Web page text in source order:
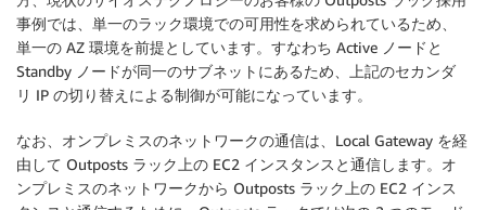
事例では、単一のラック環境での可用性を求められているため、
単一の AZ 環境を前提としています。すなわち Active ノードと
Standby ノードが同一のサブネットにあるため、上記のセカンダ
リ IP の切り替えによる制御が可能になっています。
なお、オンプレミスのネットワークの通信は、Local Gateway を経
由して Outposts ラック上の EC2 インスタンスと通信します。オ
ンプレミスのネットワークから Outposts ラック上の EC2 インス